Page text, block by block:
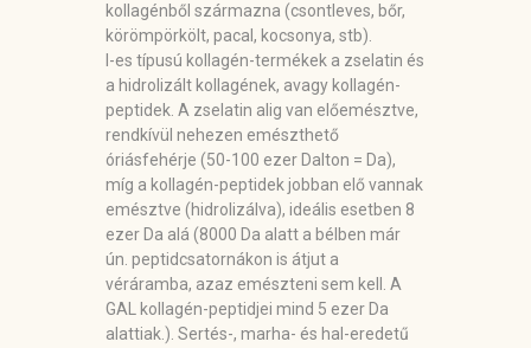
kollagénből származna (csontleves, bőr,
körömpörkölt, pacal, kocsonya, stb).
I-es típusú kollagén-termékek a zselatin és
a hidrolizált kollagének, avagy kollagén-
peptidek. A zselatin alig van előemésztve,
rendkívül nehezen emészthető
óriásfehérje (50-100 ezer Dalton = Da),
míg a kollagén-peptidek jobban elő vannak
emésztve (hidrolizálva), ideális esetben 8
ezer Da alá (8000 Da alatt a bélben már
ún. peptidcsatornákon is átjut a
véráramba, azaz emészteni sem kell. A
GAL kollagén-peptidjei mind 5 ezer Da
alattiak.). Sertés-, marha- és hal-eredetű